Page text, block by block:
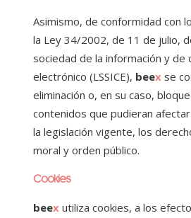
Asimismo, de conformidad con
la Ley 34/2002, de 11 de julio,
sociedad de la información y de
electrónico (LSSICE), beexse
eliminación o, en su caso,
contenidos que pudieran
la legislación vigente, los
moral y orden público.
Cookies
beexutiliza cookies, a los